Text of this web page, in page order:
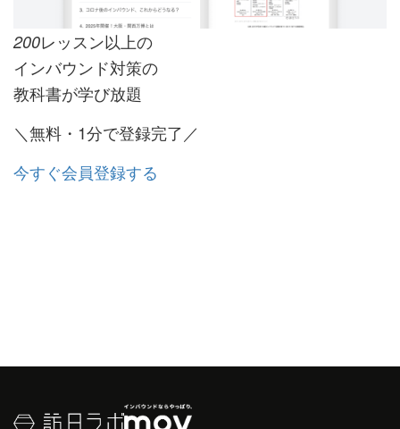
200レッスン以上の
インバウンド対策の
教科書が学び放題
＼無料・1分で登録完了／
今すぐ会員登録する